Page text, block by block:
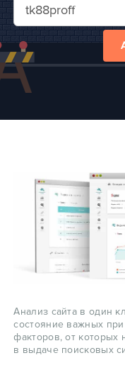
Анализ сайта в один
состояние важных
факторов, от которых
в выдаче поисковых